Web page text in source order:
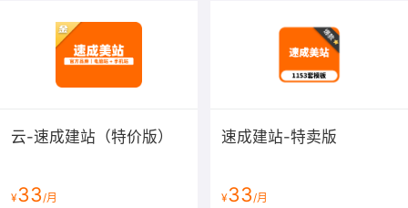
云-速成建站（特价版）
¥33/月
速成建站-特卖版
¥33/月